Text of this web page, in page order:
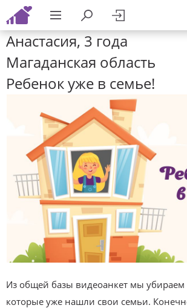
Анастасия, 3 года
Магаданская область
Ребенок уже в семье!
Из общей базы видеоанкет мы убираем
которые уже нашли свои семьи.